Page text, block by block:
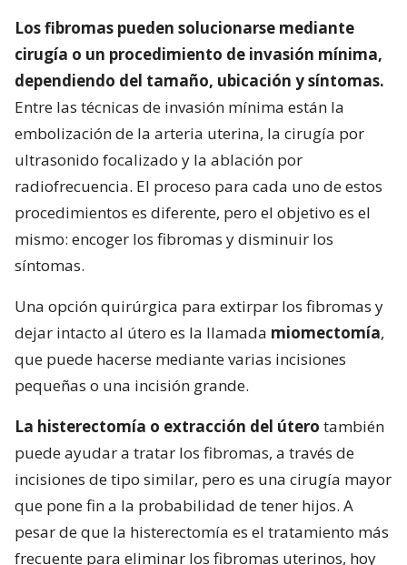
Los fibromas pueden solucionarse mediante
cirugía o un procedimiento de invasión mínima,
dependiendo del tamaño, ubicación y síntomas.
Entre las técnicas de invasión mínima están la
embolización de la arteria uterina, la cirugía por
ultrasonido focalizado y la ablación por
radiofrecuencia. El proceso para cada uno de estos
procedimientos es diferente, pero el objetivo es el
mismo: encoger los fibromas y disminuir los
síntomas.
Una opción quirúrgica para extirpar los fibromas y
dejar intacto al útero es la llamada miomectomía,
que puede hacerse mediante varias incisiones
pequeñas o una incisión grande.
La histerectomía o extracción del útero también
puede ayudar a tratar los fibromas, a través de
incisiones de tipo similar, pero es una cirugía mayor
que pone fin a la probabilidad de tener hijos. A
pesar de que la histerectomía es el tratamiento más
frecuente para eliminar los fibromas uterinos, hoy